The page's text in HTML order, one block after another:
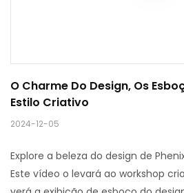
O Charme Do Design, Os
Estilo Criativo
2024-12-05
Explore a beleza do design de
Este vídeo o levará ao workshop